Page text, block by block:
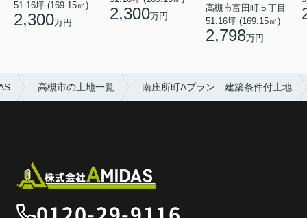
51.16坪 (169.15㎡)
2,300万円 2,300万円
高槻市富田町５丁目
51.16坪 (169.15㎡)
2,798万円
高槻市の土地一覧 南庄所町Aプラン 建築条件付土地